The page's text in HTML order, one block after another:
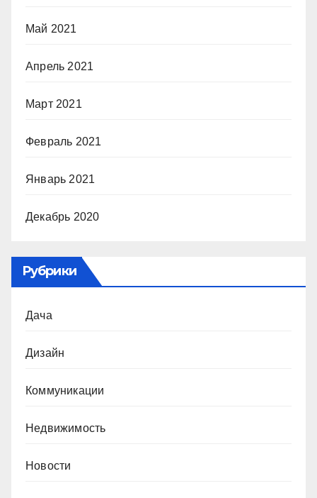
Май 2021
Апрель 2021
Март 2021
Февраль 2021
Январь 2021
Декабрь 2020
Рубрики
Дача
Дизайн
Коммуникации
Недвижимость
Новости